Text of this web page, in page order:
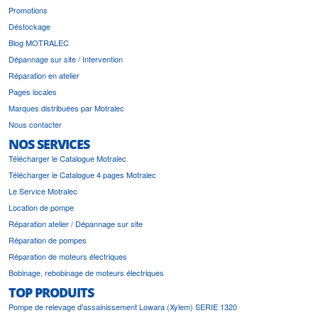
Promotions
Déstockage
Blog MOTRALEC
Dépannage sur site / Intervention
Réparation en atelier
Pages locales
Marques distribuées par Motralec
Nous contacter
NOS SERVICES
Télécharger le Catalogue Motralec
Télécharger le Catalogue 4 pages Motralec
Le Service Motralec
Location de pompe
Réparation atelier / Dépannage sur site
Réparation de pompes
Réparation de moteurs électriques
Bobinage, rebobinage de moteurs électriques
TOP PRODUITS
Pompe de relevage d'assainissement Lowara (Xylem) SERIE 1320